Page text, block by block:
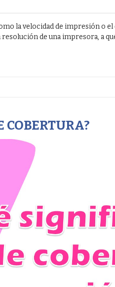
la velocidad de impresión o el
de una impresora, a
COBERTURA?